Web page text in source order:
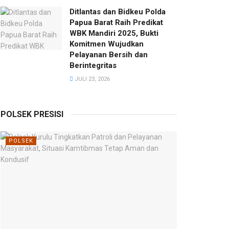
Ditlantas dan Bidkeu Polda
Papua Barat Raih Predikat
WBK Mandiri 2025, Bukti
Komitmen Wujudkan
Pelayanan Bersih dan
Berintegritas
JULI 23, 2026
POLSEK PRESISI
POLSEK